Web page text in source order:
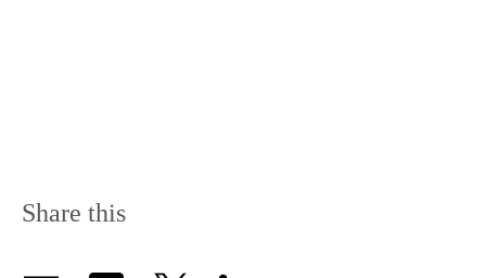
Share this